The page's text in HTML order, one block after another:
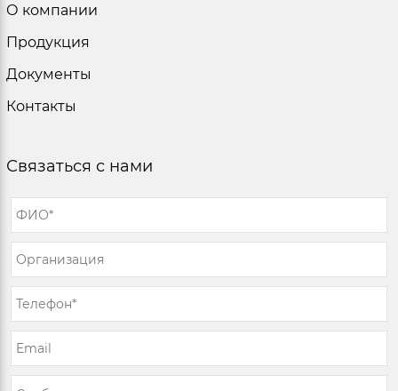
О компании
Продукция
Документы
Контакты
Связаться с нами